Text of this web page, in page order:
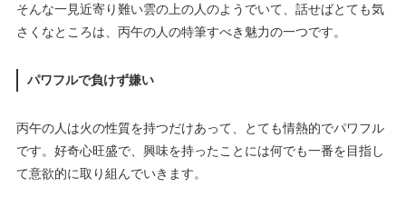
そんな一見近寄り難い雲の上の人のようでいて、話せばとても気
さくなところは、丙午の人の特筆すべき魅力の一つです。
パワフルで負けず嫌い
丙午の人は火の性質を持つだけあって、とても情熱的でパワフル
です。好奇心旺盛で、興味を持ったことには何でも一番を目指し
て意欲的に取り組んでいきます。